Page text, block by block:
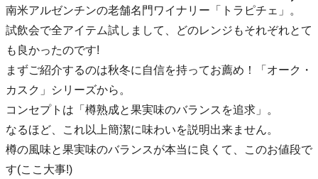
南米アルゼンチンの老舗名門ワイナリー「トラピチェ」。
試飲会で全アイテム試しまして、どのレンジもそれぞれとて
も良かったのです!
まずご紹介するのは秋冬に自信を持ってお薦め！「オーク・
カスク」シリーズから。
コンセプトは「樽熟成と果実味のバランスを追求」。
なるほど、これ以上簡潔に味わいを説明出来ません。
樽の風味と果実味のバランスが本当に良くて、このお値段で
す(ここ大事!)